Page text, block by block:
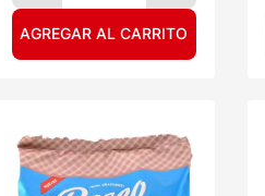
AGREGAR AL CARRITO